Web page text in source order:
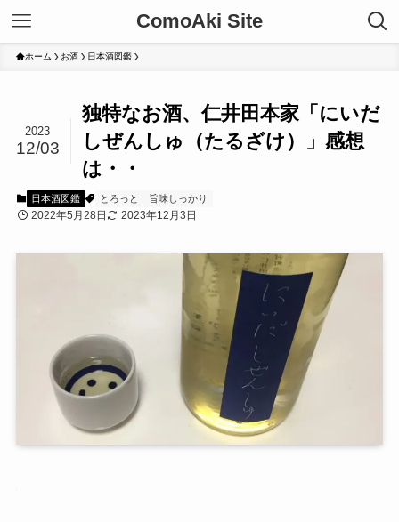
ComoAki Site
ホーム お酒 日本酒図鑑
独特なお酒、仁井田本家「にいだ
しぜんしゅ（たるざけ）」感想
は・・
2023
12/03
日本酒図鑑 とろっと 旨味しっかり
2022年5月28日 2023年12月3日